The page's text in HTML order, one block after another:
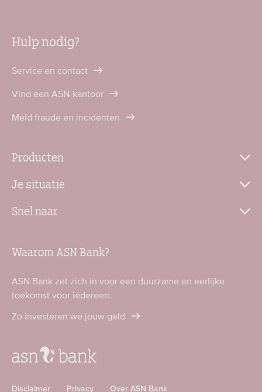
Hulp nodig?
Service en contact
Vind een ASN-kantoor
Meld fraude en incidenten
Producten
Je situatie
Snel naar
Waarom ASN Bank?
ASN Bank zet zich in voor een duurzame en eerlijke
toekomst voor iedereen.
Zo investeren we jouw geld
Disclaimer Privacy Over ASN Bank